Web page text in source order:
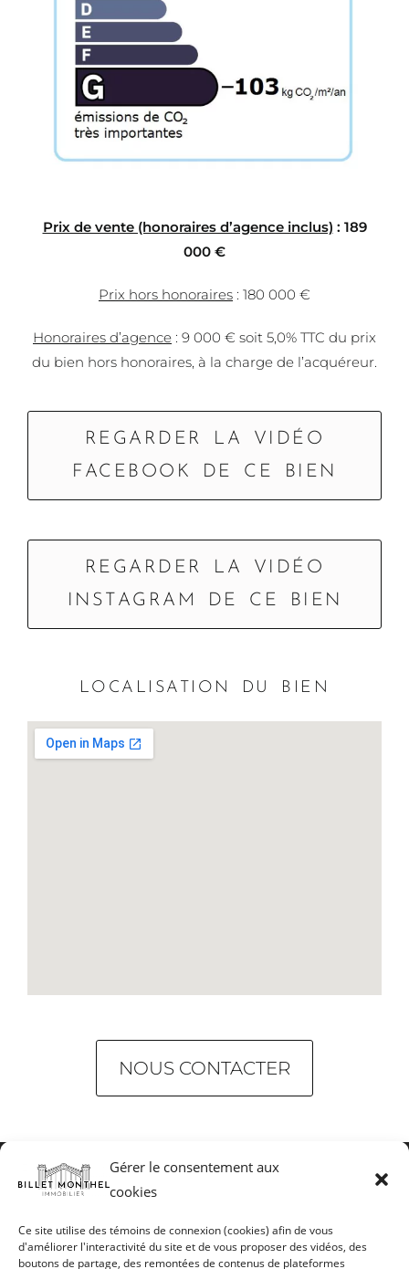
Gérer le consentement aux
cookies
Ce site utilise des témoins de connexion (cookies) afin de vous
d'améliorer l'interactivité du site et de vous proposer des vidéos, des
boutons de partage, des remontées de contenus de plateformes
Prix de vente (honoraires d’agence inclus) : 189
000 €
Prix hors honoraires : 180 000 €
Honoraires d’agence : 9 000 € soit 5,0% TTC du prix
du bien hors honoraires, à la charge de l’acquéreur.
REGARDER LA VIDÉO
FACEBOOK DE CE BIEN
REGARDER LA VIDÉO
INSTAGRAM DE CE BIEN
LOCALISATION DU BIEN
NOUS CONTACTER
Mentions légales Honoraires